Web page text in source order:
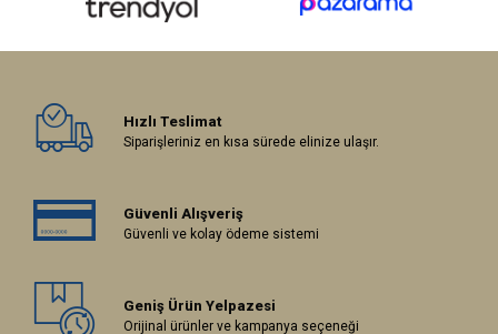
Hızlı Teslimat
Siparişleriniz en kısa sürede elinize ulaşır.
Güvenli Alışveriş
Güvenli ve kolay ödeme sistemi
Geniş Ürün Yelpazesi
Orijinal ürünler ve kampanya seçeneği